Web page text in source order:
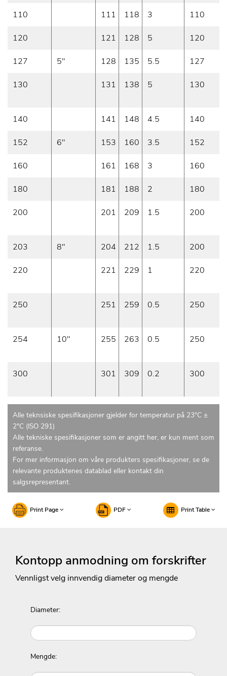
110 111 118 3 110
120 121 128 5 120
127 5" 128 135 5.5 127
130 131 138 5 130
140 141 148 4.5 140
152 6" 153 160 3.5 152
160 161 168 3 160
180 181 188 2 180
200 201 209 1.5 200
203 8" 204 212 1.5 200
220 221 229 1 220
250 251 259 0.5 250
254 10" 255 263 0.5 250
300 301 309 0.2 300
Alle teknsiske spesifikasjoner gjelder for temperatur på 23°C ±
2°C (ISO 291)
Alle tekniske spesifikasjoner som er angitt her, er kun ment som
referanse.
For mer informasjon om våre produkters spesifikasjoner, se de
relevante produktenes datablad eller kontakt din
salgsrepresentant.
Print Page PDF Print Table
Kontopp anmodning om forskrifter
Vennligst velg innvendig diameter og mengde
Diameter:
Mengde: